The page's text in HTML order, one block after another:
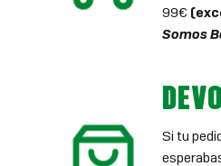
99€
Somos
Si tu